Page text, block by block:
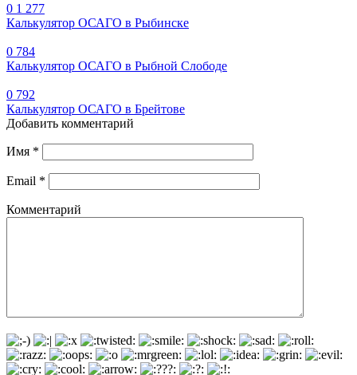
0 1 277
Калькулятор ОСАГО в Рыбинске
0 784
Калькулятор ОСАГО в Рыбной Слободе
0 792
Калькулятор ОСАГО в Брейтове
Добавить комментарий
Имя *
Email *
Комментарий